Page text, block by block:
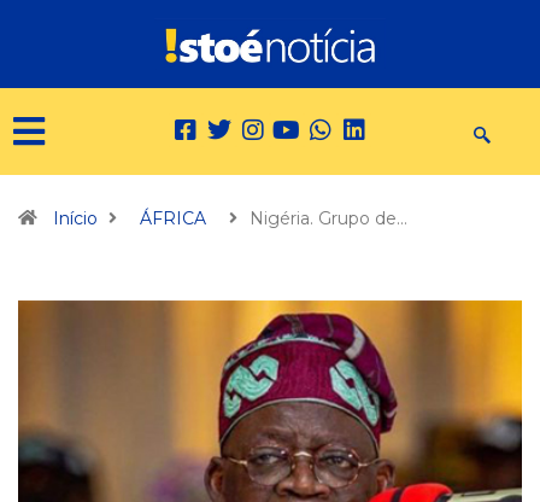
Início ÁFRICA Nigéria. Grupo de…